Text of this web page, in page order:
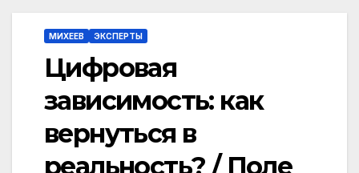
МИХЕЕВ ЭКСПЕРТЫ
Цифровая
зависимость: как
вернуться в
реальность? / Поле